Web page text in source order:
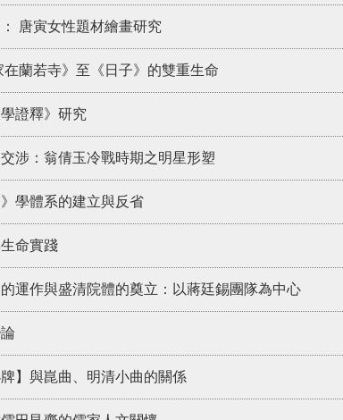
唐寅女性題材繪畫研究
蘭若寺》至《日子》的雙重生命
證釋》研究
涉：翁倩玉冷戰時期之明星形塑
學體系的建立與反省
命實踐
運作與盛清院體的奠立：以蔣廷錫團隊為中心
】與崑曲、明清小曲的關係